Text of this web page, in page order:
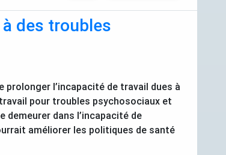
des troubles
l’incapacité de travail dues à
pour troubles psychosociaux et
dans l’incapacité de
améliorer les politiques de santé